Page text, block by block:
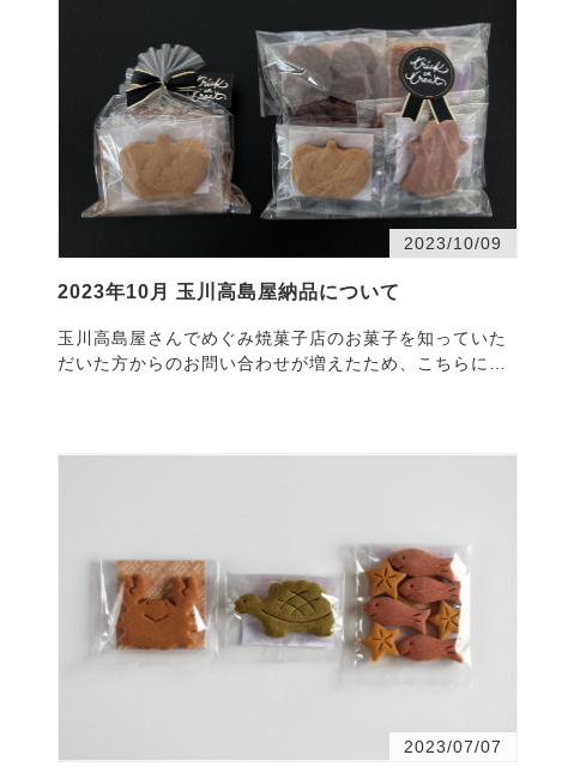
2023/10/09
2023年10月 玉川高島屋納品について
玉川高島屋さんでめぐみ焼菓子店のお菓子を知っていた
だいた方からのお問い合わせが増えたため、こちらに
2023/07/07